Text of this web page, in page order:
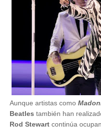
Aunque artistas como
Beatles también han
Rod Stewart continúa